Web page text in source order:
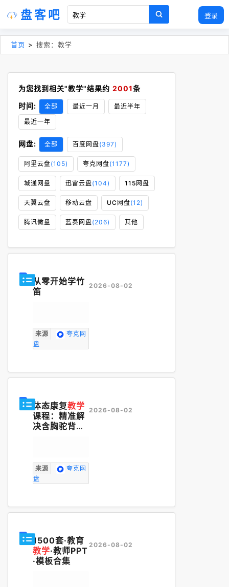
登录
盘客吧
首页 > 搜索：教学
为您找到相关"教学"结果约 2001条
时间:
全部 最近一月
最近半年
最近一年
网盘: 全部 百度网盘(397)
阿里云盘(105) 夸克网盘(1177)
城通网盘 迅雷云盘(104) 115网盘
天翼云盘 移动云盘 UC网盘(12)
腾讯微盘 蓝奏网盘(206) 其他
从零开始学竹
笛
来源
夸克网
盘
2026-08-02
体态康复教学
课程：精准解
决含胸驼背、
来源
夸克网
盘
2026-08-02
1500套·教育
教学·教师PPT
·模板合集
2026-08-02